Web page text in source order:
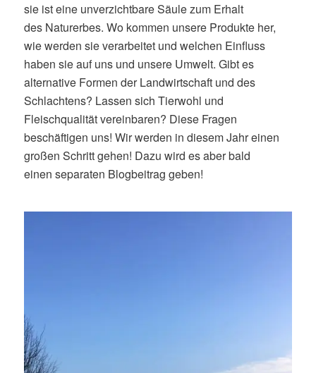
sie ist eine unverzichtbare Säule zum Erhalt
des Naturerbes. Wo kommen unsere Produkte her,
wie werden sie verarbeitet und welchen Einfluss
haben sie auf uns und unsere Umwelt. Gibt es
alternative Formen der Landwirtschaft und des
Schlachtens? Lassen sich Tierwohl und
Fleischqualität vereinbaren? Diese Fragen
beschäftigen uns! Wir werden in diesem Jahr einen
großen Schritt gehen! Dazu wird es aber bald
einen separaten Blogbeitrag geben!